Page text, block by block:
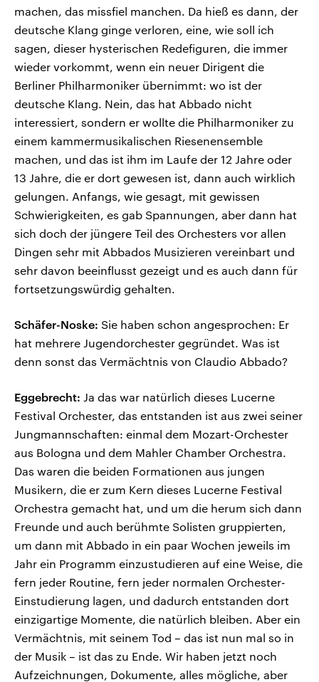
machen, das missfiel manchen. Da hieß es dann, der
deutsche Klang ginge verloren, eine, wie soll ich
sagen, dieser hysterischen Redefiguren, die immer
wieder vorkommt, wenn ein neuer Dirigent die
Berliner Philharmoniker übernimmt: wo ist der
deutsche Klang. Nein, das hat Abbado nicht
interessiert, sondern er wollte die Philharmoniker zu
einem kammermusikalischen Riesenensemble
machen, und das ist ihm im Laufe der 12 Jahre oder
13 Jahre, die er dort gewesen ist, dann auch wirklich
gelungen. Anfangs, wie gesagt, mit gewissen
Schwierigkeiten, es gab Spannungen, aber dann hat
sich doch der jüngere Teil des Orchesters vor allen
Dingen sehr mit Abbados Musizieren vereinbart und
sehr davon beeinflusst gezeigt und es auch dann für
fortsetzungswürdig gehalten.
Schäfer-Noske: Sie haben schon angesprochen: Er
hat mehrere Jugendorchester gegründet. Was ist
denn sonst das Vermächtnis von Claudio Abbado?
Eggebrecht: Ja das war natürlich dieses Lucerne
Festival Orchester, das entstanden ist aus zwei seiner
Jungmannschaften: einmal dem Mozart-Orchester
aus Bologna und dem Mahler Chamber Orchestra.
Das waren die beiden Formationen aus jungen
Musikern, die er zum Kern dieses Lucerne Festival
Orchestra gemacht hat, und um die herum sich dann
Freunde und auch berühmte Solisten gruppierten,
um dann mit Abbado in ein paar Wochen jeweils im
Jahr ein Programm einzustudieren auf eine Weise, die
fern jeder Routine, fern jeder normalen Orchester-
Einstudierung lagen, und dadurch entstanden dort
einzigartige Momente, die natürlich bleiben. Aber ein
Vermächtnis, mit seinem Tod – das ist nun mal so in
der Musik – ist das zu Ende. Wir haben jetzt noch
Aufzeichnungen, Dokumente, alles mögliche, aber